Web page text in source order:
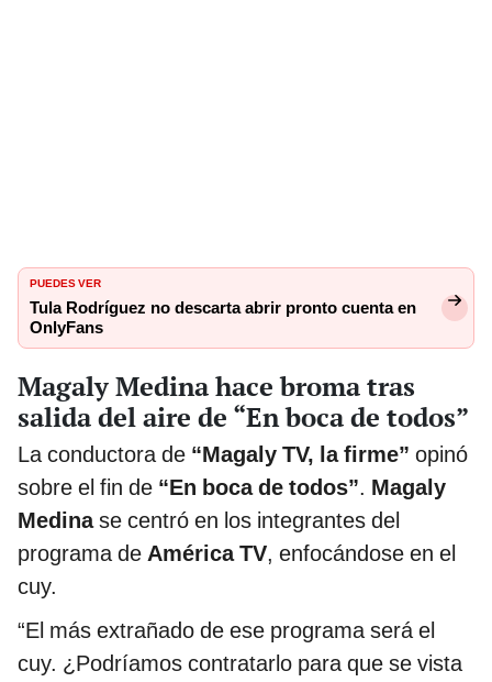
PUEDES VER
Tula Rodríguez no descarta abrir pronto cuenta en
OnlyFans
Magaly Medina hace broma tras
salida del aire de “En boca de todos”
La conductora de “Magaly TV, la firme” opinó
sobre el fin de “En boca de todos”. Magaly
Medinase centró en los integrantes del
programa de América TV, enfocándose en el
cuy.
“El más extrañado de ese programa será el
cuy. ¿Podríamos contratarlo para que se vista